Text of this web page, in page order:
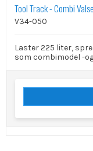
Tool Track - Combi
V34-050
Laster 225 liter,
som combimodel -